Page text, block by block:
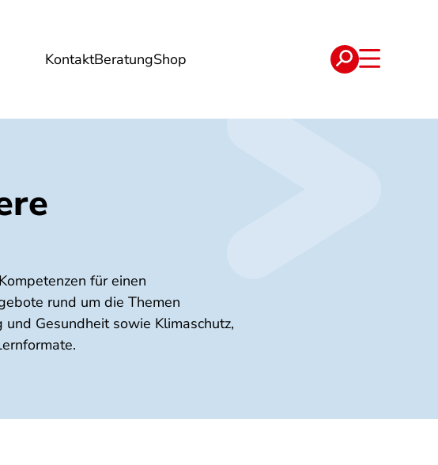
KontaktBeratungShop
Reise Verträge
für einen
rund um die Themen
Gesundheit sowie Klimaschutz,